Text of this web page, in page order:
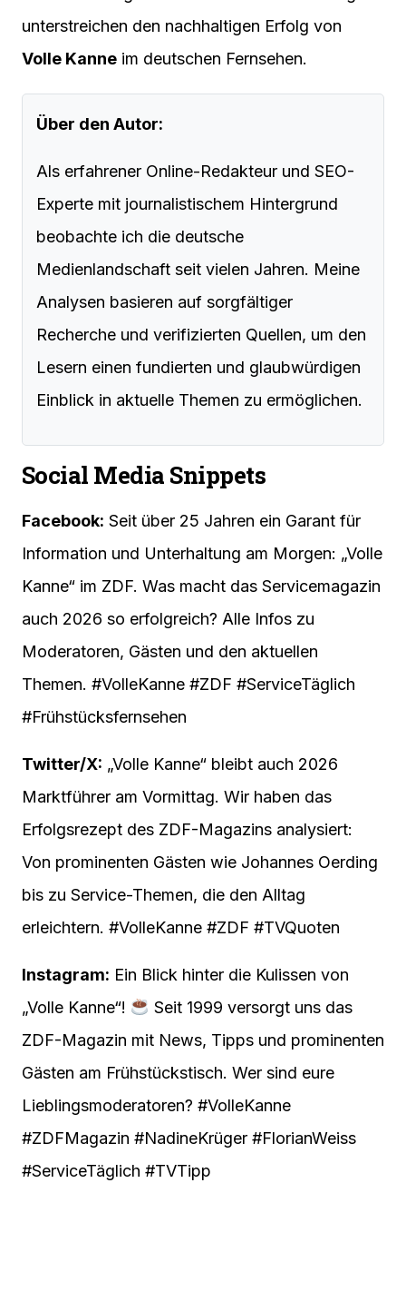
unterstreichen den nachhaltigen Erfolg von
Volle Kanne im deutschen Fernsehen.
Über den Autor:
Als erfahrener Online-Redakteur und SEO-
Experte mit journalistischem Hintergrund
beobachte ich die deutsche
Medienlandschaft seit vielen Jahren. Meine
Analysen basieren auf sorgfältiger
Recherche und verifizierten Quellen, um den
Lesern einen fundierten und glaubwürdigen
Einblick in aktuelle Themen zu ermöglichen.
Social Media Snippets
Facebook: Seit über 25 Jahren ein Garant für
Information und Unterhaltung am Morgen: „Volle
Kanne“ im ZDF. Was macht das Servicemagazin
auch 2026 so erfolgreich? Alle Infos zu
Moderatoren, Gästen und den aktuellen
Themen. #VolleKanne #ZDF #ServiceTäglich
#Frühstücksfernsehen
Twitter/X: „Volle Kanne“ bleibt auch 2026
Marktführer am Vormittag. Wir haben das
Erfolgsrezept des ZDF-Magazins analysiert:
Von prominenten Gästen wie Johannes Oerding
bis zu Service-Themen, die den Alltag
erleichtern. #VolleKanne #ZDF #TVQuoten
Instagram: Ein Blick hinter die Kulissen von
„Volle Kanne“!
Seit 1999 versorgt uns das
ZDF-Magazin mit News, Tipps und prominenten
Gästen am Frühstückstisch. Wer sind eure
Lieblingsmoderatoren? #VolleKanne
#ZDFMagazin #NadineKrüger #FlorianWeiss
#ServiceTäglich #TVTipp